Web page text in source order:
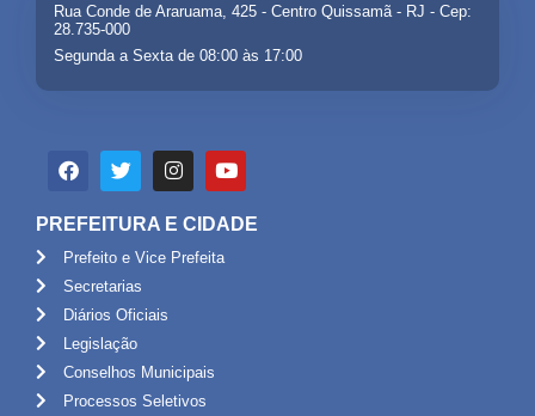
Rua Conde de Araruama, 425 - Centro Quissamã - RJ - Cep:
28.735-000
Segunda a Sexta de 08:00 às 17:00
PREFEITURA E CIDADE
Prefeito e Vice Prefeita
Secretarias
Diários Oficiais
Legislação
Conselhos Municipais
Processos Seletivos